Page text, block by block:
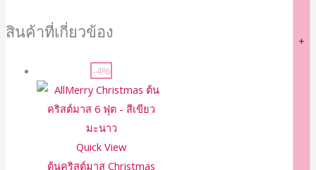
+
สินค้าที่เกี่ยวข้อง
-4%
Quick View
ต้นคริสต์มาส Christmas